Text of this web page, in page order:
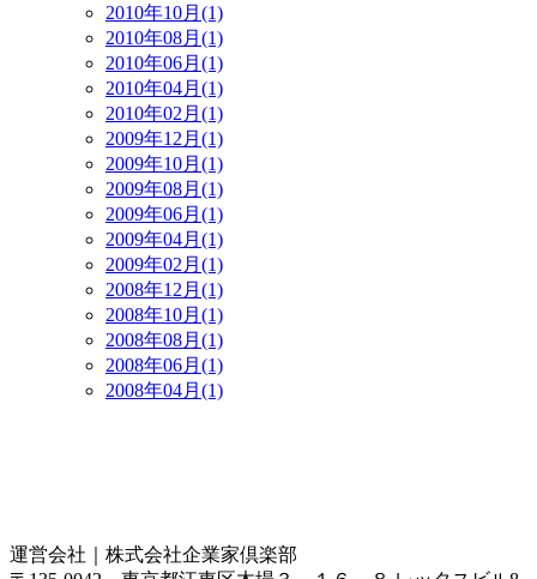
2010年10月(1)
2010年08月(1)
2010年06月(1)
2010年04月(1)
2010年02月(1)
2009年12月(1)
2009年10月(1)
2009年08月(1)
2009年06月(1)
2009年04月(1)
2009年02月(1)
2008年12月(1)
2008年10月(1)
2008年08月(1)
2008年06月(1)
2008年04月(1)
運営会社｜ 株式会社企業家倶楽部